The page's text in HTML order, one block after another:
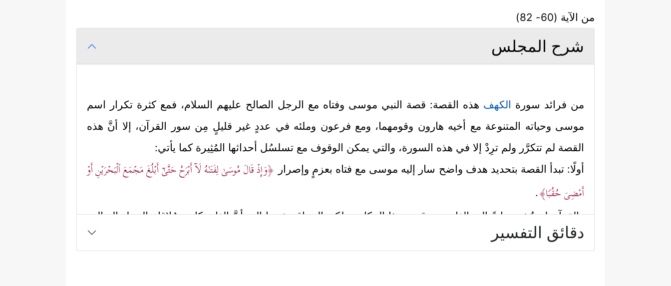
من الآية (60- 82)
شرح المجلس
من فرائد سورة الكهف هذه القصة: قصة النبي موسى وفتاه مع الرجل الصالح عليهم السلام، فمع كثرة تكرار اسم
موسى وحياته المتنوعة مع أخيه هارون وقومهما، ومع فرعون وملئه في عددٍ غير قليلٍ مِن سور القرآن، إلا أنَّ هذه
القصة لم تتكرَّر ولم ترِدْ إلا في هذه السورة، والتي يمكن الوقوف مع تسلسُل أحداثها المُثِيرة كما يأتي:
أولًا: تبدأ القصة بتحديد هدف واضح سار إليه موسى مع فتاه بعزمٍ وإصرار ﴿وَإِذۡ قَالَ مُوسَىٰ لِفَتَىٰهُ لَاۤ أَبۡرَحُ حَتَّىٰۤ أَبۡلُغَ مَجۡمَعَ ٱلۡبَحۡرَیۡنِ أَوۡ
أَمۡضِیَ حُقُبࣰا﴾ .
والقرآن لم يُشِر بدايةً إلى الغاية من قصد هذا المكان، ولكن السياق يقودنا إلى أنَّ الغاية كانت مُلاقاة الرجل الصالح،
والذي لم يُسمِّه القرآن أيضًا، ولكن الثابت في الأخبار أنه الخضِر
كما سيأتي، ويبدو من السياق أيضًا أن الله
دقائق التفسير